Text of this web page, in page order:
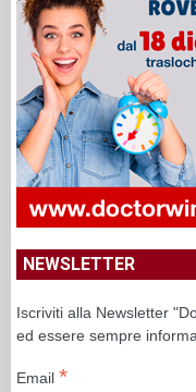
NEWSLETTER
Iscriviti alla Newsletter
ed essere sempre
Email *